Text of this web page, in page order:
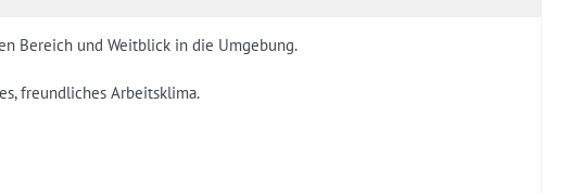
Bereich und Weitblick in die Umgebung.
freundliches Arbeitsklima.